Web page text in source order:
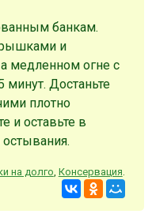
банкам.
и
медленном огне с
Достаньте
плотно
и оставьте в
на долго Консервация